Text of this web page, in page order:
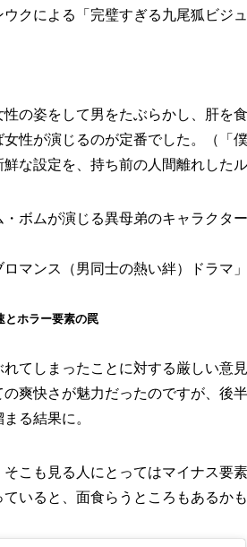
クによる「完璧すぎる九尾狐ビジ
の姿をして男をたぶらかし、肝を
性が演じるのが定番でした。（「
な設定を、持ち前の人間離れした
ボムが演じる異母弟のキャラクタ
マンス（男同士の熱い絆）ドラマ
とホラー要素の罠
てしまったことに対する厳しい意見
爽快さが魅力だったのですが、後
る結果に。
こも見る人にとってはマイナス要素
いると、面食らうところもあるかも